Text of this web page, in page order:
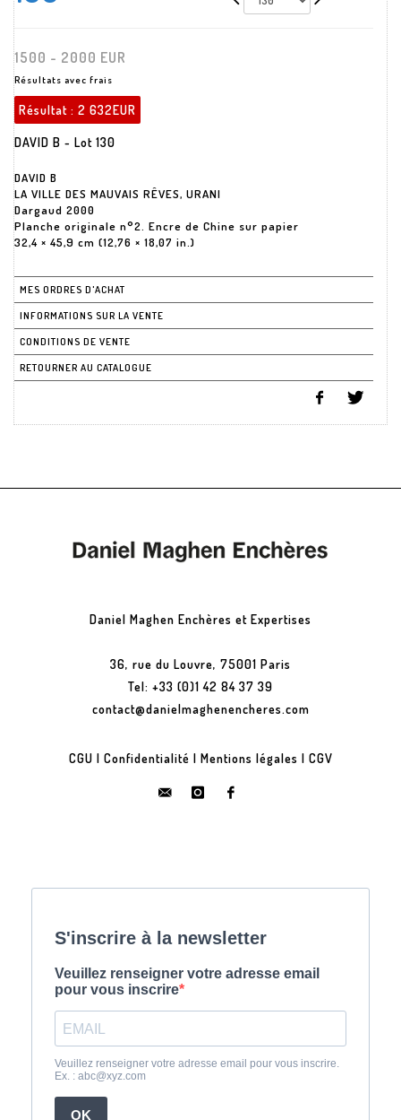
1500 - 2000 EUR
Résultats avec frais
Résultat : 2 632EUR
DAVID B - Lot 130
DAVID B
LA VILLE DES MAUVAIS RÊVES, URANI
Dargaud 2000
Planche originale n°2. Encre de Chine sur papier
32,4 × 45,9 cm (12,76 × 18,07 in.)
MES ORDRES D'ACHAT
INFORMATIONS SUR LA VENTE
CONDITIONS DE VENTE
RETOURNER AU CATALOGUE
Daniel Maghen Enchères et Expertises
36, rue du Louvre, 75001 Paris
Tel: +33 (0)1 42 84 37 39
contact@danielmaghenencheres.com
CGU | Confidentialité | Mentions légales | CGV